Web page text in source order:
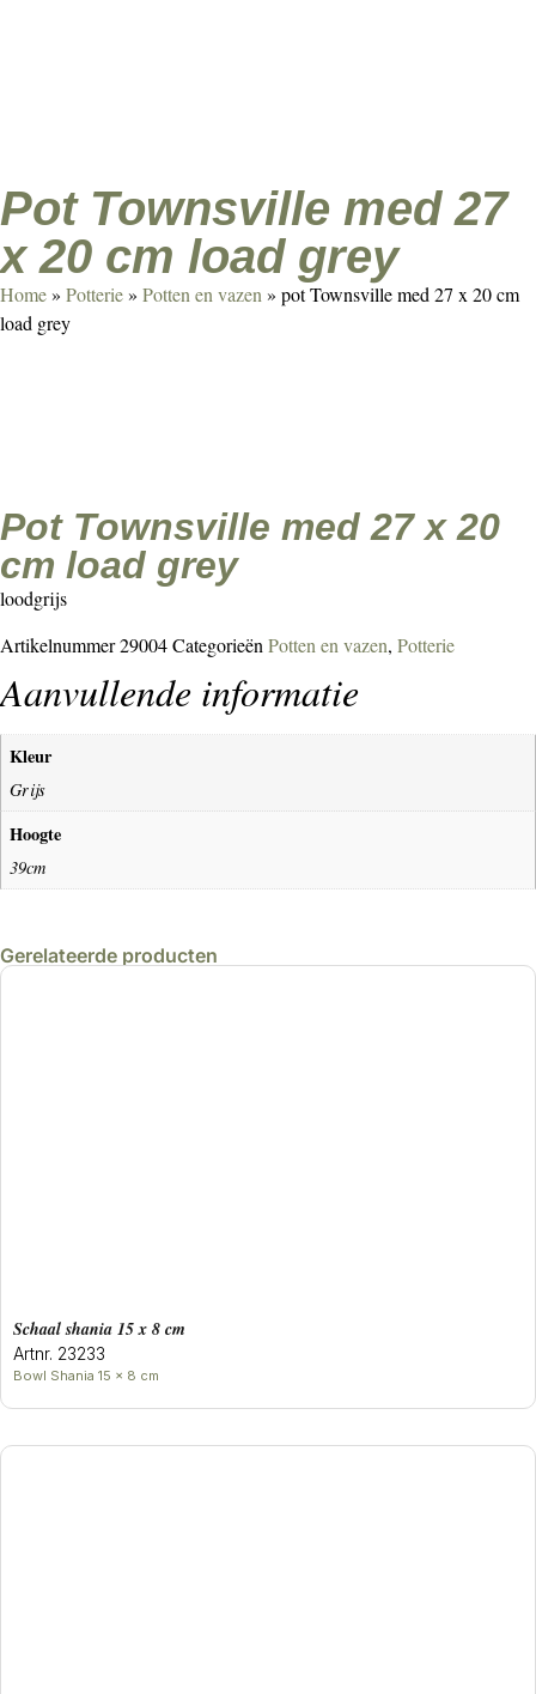
pot Townsville med 27
x 20 cm load grey
Home» Potterie» Potten en vazen » pot Townsville med 27 x 20 cm
load grey
pot Townsville med 27 x 20
cm load grey
loodgrijs
Artikelnummer29004Categorieën Potten en vazen, Potterie
Aanvullende informatie
Kleur
Grijs
Hoogte
39cm
Gerelateerde producten
Schaal shania 15 x 8 cm
Artnr. 23233
Bowl Shania 15 x 8 cm